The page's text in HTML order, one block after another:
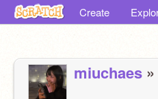
Create
miuchaes